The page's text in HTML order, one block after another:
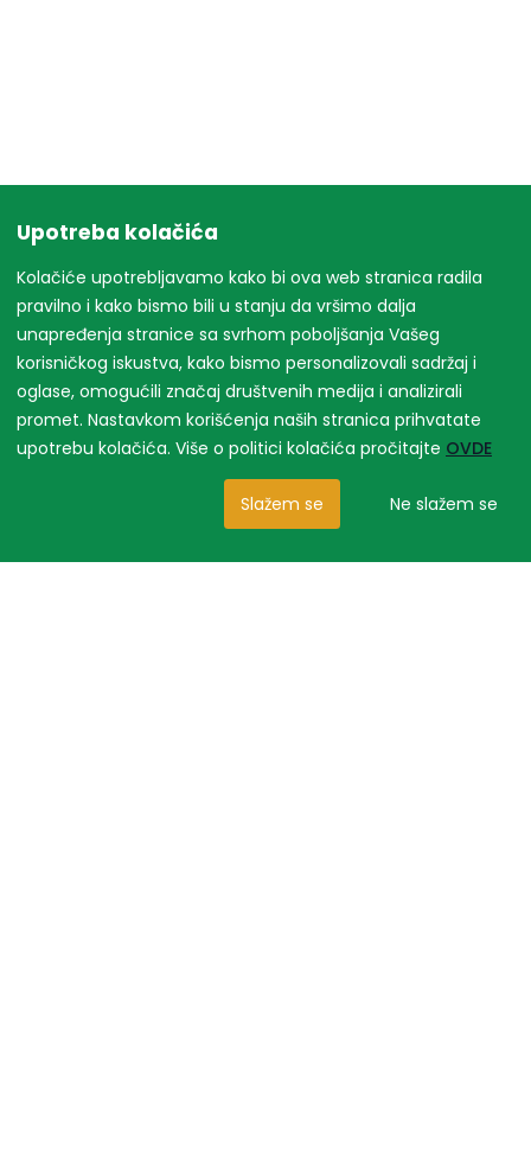
Upotreba kolačića
Kolačiće upotrebljavamo kako bi ova web stranica radila
pravilno i kako bismo bili u stanju da vršimo dalja
unapređenja stranice sa svrhom poboljšanja Vašeg
korisničkog iskustva, kako bismo personalizovali sadržaj i
oglase, omogućili značaj društvenih medija i analizirali
promet. Nastavkom korišćenja naših stranica prihvatate
upotrebu kolačića. Više o politici kolačića pročitajte OVDE
Slažem se Ne slažem se